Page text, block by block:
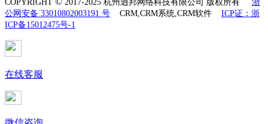
COPYRIGHT 2017-2025 杭州逍邦网络科技有限公司 版权所有 浙
公网安备 33010802003191 号 CRM,CRM系统,CRM软件 ICP证：浙
ICP备15012475号-1
在线客服